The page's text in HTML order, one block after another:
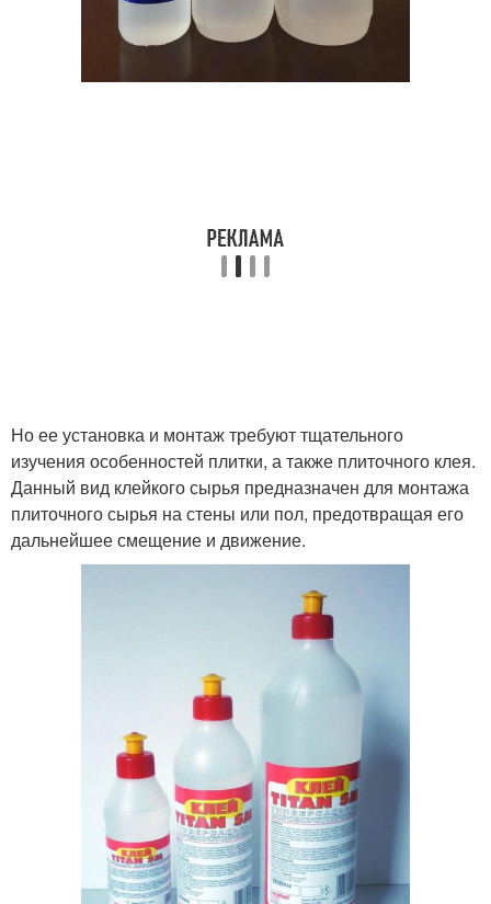
Но ее установка и монтаж требуют тщательного
изучения особенностей плитки, а также плиточного клея.
Данный вид клейкого сырья предназначен для монтажа
плиточного сырья на стены или пол, предотвращая его
дальнейшее смещение и движение.